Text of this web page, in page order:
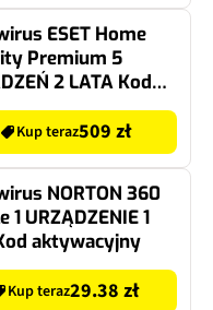
ESET Home
Premium 5
2 LATA Kod
Kup teraz509 zł
NORTON 360
1 URZĄDZENIE 1
aktywacyjny
Kup teraz29.38 zł